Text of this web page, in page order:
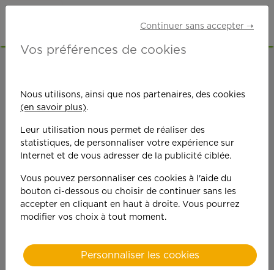
LE MÉE-SUR-SEINE
On est toujours plus
quand on y met du
Continuer sans accepter ➝
Vos préférences de cookies
Nous utilisons, ainsi que nos partenaires, des cookies
(en savoir plus).
Leur utilisation nous permet de réaliser des
statistiques, de personnaliser votre expérience sur
Internet et de vous adresser de la publicité ciblée.
Vous pouvez personnaliser ces cookies à l'aide du
bouton ci-dessous ou choisir de continuer sans les
accepter en cliquant en haut à droite. Vous pourrez
modifier vos choix à tout moment.
Personnaliser les cookies